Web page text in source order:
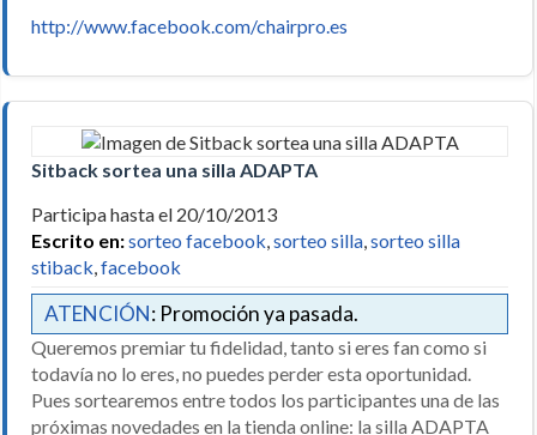
http://www.facebook.com/chairpro.es
Sitback sortea una silla ADAPTA
Participa hasta el 20/10/2013
Escrito en:sorteo facebook,sorteo silla,sorteo silla
stiback,facebook
ATENCIÓN: Promoción ya pasada.
Queremos premiar tu fidelidad, tanto si eres fan como si
todavía no lo eres, no puedes perder esta oportunidad.
Pues sortearemos entre todos los participantes una de las
próximas novedades en la tienda online: la silla ADAPTA